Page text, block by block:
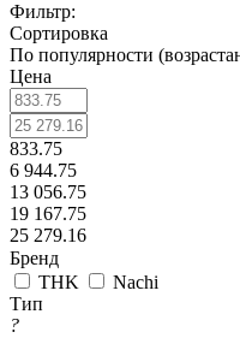
Фильтр:
Сортировка
По популярности
Цена
833.75
6 944.75
13 056.75
19 167.75
25 279.16
Бренд
THK
Nachi
Тип
?